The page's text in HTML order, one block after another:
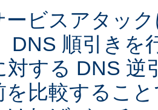
ービスアタッ
DNS 順引きを
対する DNS
を比較するこ